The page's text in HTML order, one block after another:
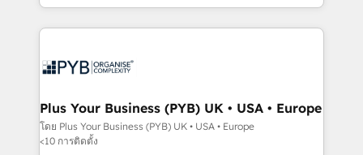
Marketing, Sales, Operations, and Service Hubs. -
Ongoing optimization, managed support, and
powerful growth engine. Built to convert, scale, and
search optimisation), and HubSpot Content Hub and
WordPress development. We work with enterprise
professional services, financial services and
Town, Dubai & London. 500+ HubSpot CRM
implementations delivered. AI visibility coverage
across ChatGPT, Claude, Perplexity, Gemini and
Plus Your Business (PYB) UK • USA • Europe
โดย Plus Your Business (PYB) UK • USA • Europe
<10 การติดตั้ง